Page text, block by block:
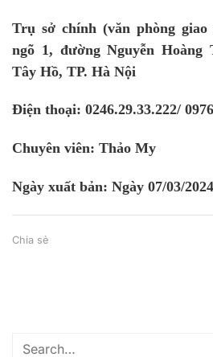
Trụ sở chính (văn phòng
ngõ 1, đường Nguyễn
Tây Hồ, TP. Hà Nội
Điện thoại: 0246.29.33.222/
Chuyên viên: Thảo My
Ngày xuất bản: Ngày 07/03/2024
Chia sẻ